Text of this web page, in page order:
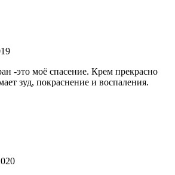
-это моё спасение. Крем прекрасно
зуд, покраснение и воспаления.